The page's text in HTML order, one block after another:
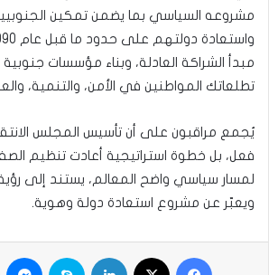
مشروعه السياسي بما يضمن تمكين
مبدأ الشراكة العادلة، وبناء مؤسسات
تطلعاتك المواطنين في الأمن، والتنمية،
يُجمع مراقبون على أن تأسيس المجلس
فعل، بل خطوة استراتيجية أعادت تنظيم
لمسار سياسي واضح المعالم، يستند إلى
ويعبّر عن مشروع استعادة دولة وهوية.